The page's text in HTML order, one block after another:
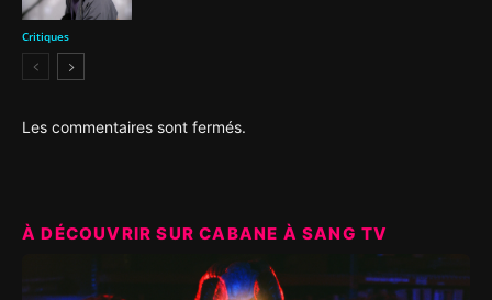
Critiques
Les commentaires sont fermés.
À DÉCOUVRIR SUR CABANE À SANG TV